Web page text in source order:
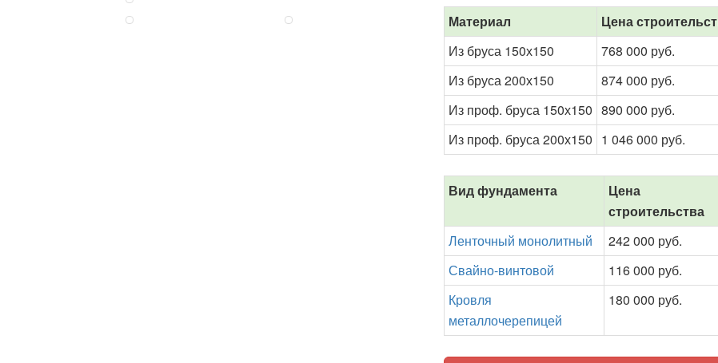
Материал
Цена
Из бруса 150х150
768 000 руб.
Из бруса 200х150
874 000 руб.
Из проф. бруса 150х150 890 000 руб.
Из проф. бруса 200х150 1 046 000 руб.
Вид фундамента
Цена
строительства
Ленточный монолитный
242 000 руб.
Свайно-винтовой
116 000 руб.
Кровля
металлочерепицей
180 000 руб.